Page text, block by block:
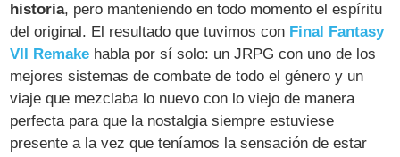
historia, pero manteniendo en todo momento el espíritu
del original. El resultado que tuvimos con Final Fantasy
VII Remake habla por sí solo: un JRPG con uno de los
mejores sistemas de combate de todo el género y un
viaje que mezclaba lo nuevo con lo viejo de manera
perfecta para que la nostalgia siempre estuviese
presente a la vez que teníamos la sensación de estar